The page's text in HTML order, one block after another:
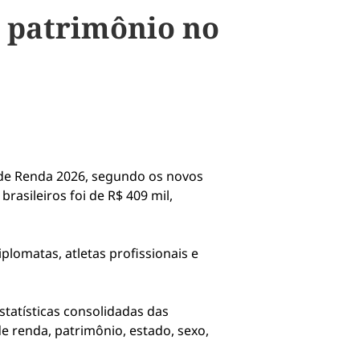
no
2026, segundo os novos
foi de R$ 409 mil,
atletas profissionais e
consolidadas das
renda, patrimônio, estado, sexo,